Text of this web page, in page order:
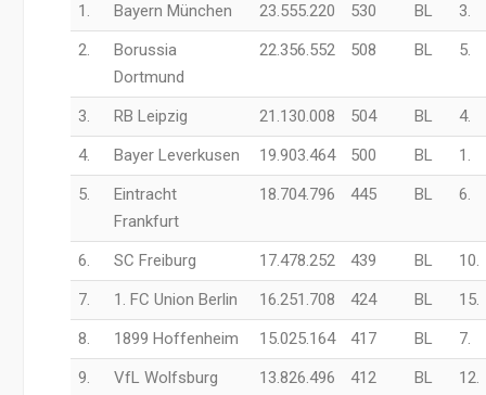
1.
Bayern München 23.555.220 530 BL
3.
2.
Borussia
Dortmund
22.356.552 508 BL 5.
3. RB Leipzig 21.130.008 504 BL
4.
4.
Bayer Leverkusen 19.903.464 500 BL
1.
5.
Eintracht
Frankfurt
18.704.796 445 BL 6.
6. SC Freiburg 17.478.252 439 BL
10.
7.
1. FC Union Berlin 16.251.708 424 BL
15.
8.
1899 Hoffenheim 15.025.164 417 BL
7.
9.
VfL Wolfsburg 13.826.496 412 BL
12.